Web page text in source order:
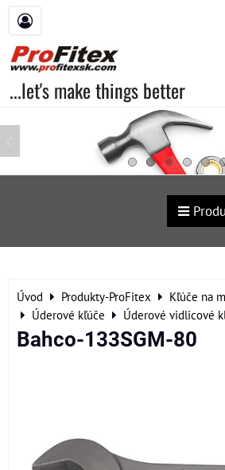
...let's make things better
Úvod Produkty-ProFitex
Kľúče na
Úderové kľúče
Úderové vidlicové
Bahco-133SGM-80